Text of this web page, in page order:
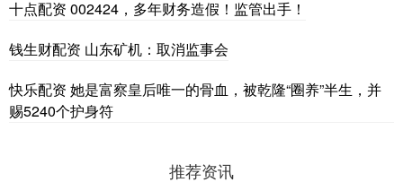
十点配资 002424，多年财务造假！监管出手！
钱生财配资 山东矿机：取消监事会
快乐配资 她是富察皇后唯一的骨血，被乾隆“圈养”半生，并
赐5240个护身符
推荐资讯